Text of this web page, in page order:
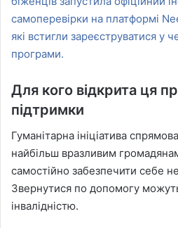
самоперевірки на платформі
які встигли зареєструватися у
програми.
Для кого відкрита ця
підтримки
Гуманітарна ініціатива
найбільш вразливим
самостійно забезпечити себе
Звернутися по допомогу
інвалідністю.